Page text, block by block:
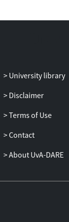
University library
Disclaimer
Terms of Use
Contact
About UvA-DARE